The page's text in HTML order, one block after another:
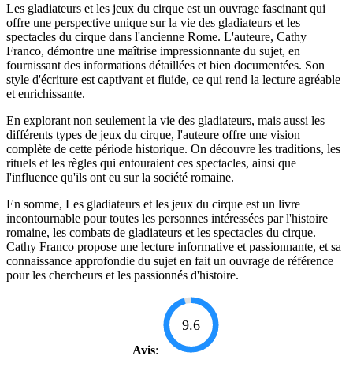
Les gladiateurs et les jeux du cirque est un ouvrage fascinant qui
offre une perspective unique sur la vie des gladiateurs et les
spectacles du cirque dans l'ancienne Rome. L'auteure, Cathy
Franco, démontre une maîtrise impressionnante du sujet, en
fournissant des informations détaillées et bien documentées. Son
style d'écriture est captivant et fluide, ce qui rend la lecture agréable
et enrichissante.
En explorant non seulement la vie des gladiateurs, mais aussi les
différents types de jeux du cirque, l'auteure offre une vision
complète de cette période historique. On découvre les traditions, les
rituels et les règles qui entouraient ces spectacles, ainsi que
l'influence qu'ils ont eu sur la société romaine.
En somme, Les gladiateurs et les jeux du cirque est un livre
incontournable pour toutes les personnes intéressées par l'histoire
romaine, les combats de gladiateurs et les spectacles du cirque.
Cathy Franco propose une lecture informative et passionnante, et sa
connaissance approfondie du sujet en fait un ouvrage de référence
pour les chercheurs et les passionnés d'histoire.
Avis:
9.6